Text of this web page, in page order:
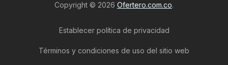
Copyright © 2026 Ofertero.com.co.
Establecer política de privacidad
Términos y condiciones de uso del sitio web